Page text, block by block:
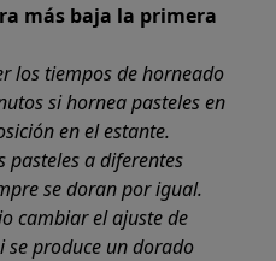
más baja la primera
los tiempos de horneado
si hornea pasteles en
en el estante.
pasteles a diferentes
se doran por igual.
cambiar el ajuste de
se produce un dorado